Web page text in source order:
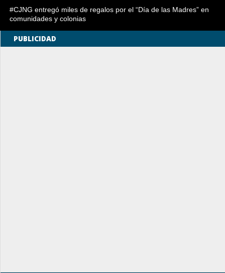
#CJNG entregó miles de regalos por el “Día de las Madres” en
comunidades y colonias
PUBLICIDAD